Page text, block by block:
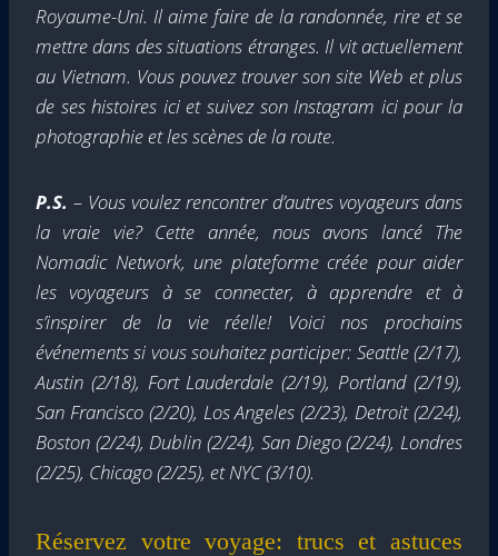
Royaume-Uni. Il aime faire de la randonnée, rire et se
mettre dans des situations étranges. Il vit actuellement
au Vietnam. Vous pouvez trouver son site Web et plus
de ses histoires ici et suivez son Instagram ici pour la
photographie et les scènes de la route.
P.S. – Vous voulez rencontrer d’autres voyageurs dans
la vraie vie? Cette année, nous avons lancé The
Nomadic Network, une plateforme créée pour aider
les voyageurs à se connecter, à apprendre et à
s’inspirer de la vie réelle! Voici nos prochains
événements si vous souhaitez participer: Seattle (2/17),
Austin (2/18), Fort Lauderdale (2/19), Portland (2/19),
San Francisco (2/20), Los Angeles (2/23), Detroit (2/24),
Boston (2/24), Dublin (2/24), San Diego (2/24), Londres
(2/25), Chicago (2/25), et NYC (3/10).
Réservez votre voyage: trucs et astuces